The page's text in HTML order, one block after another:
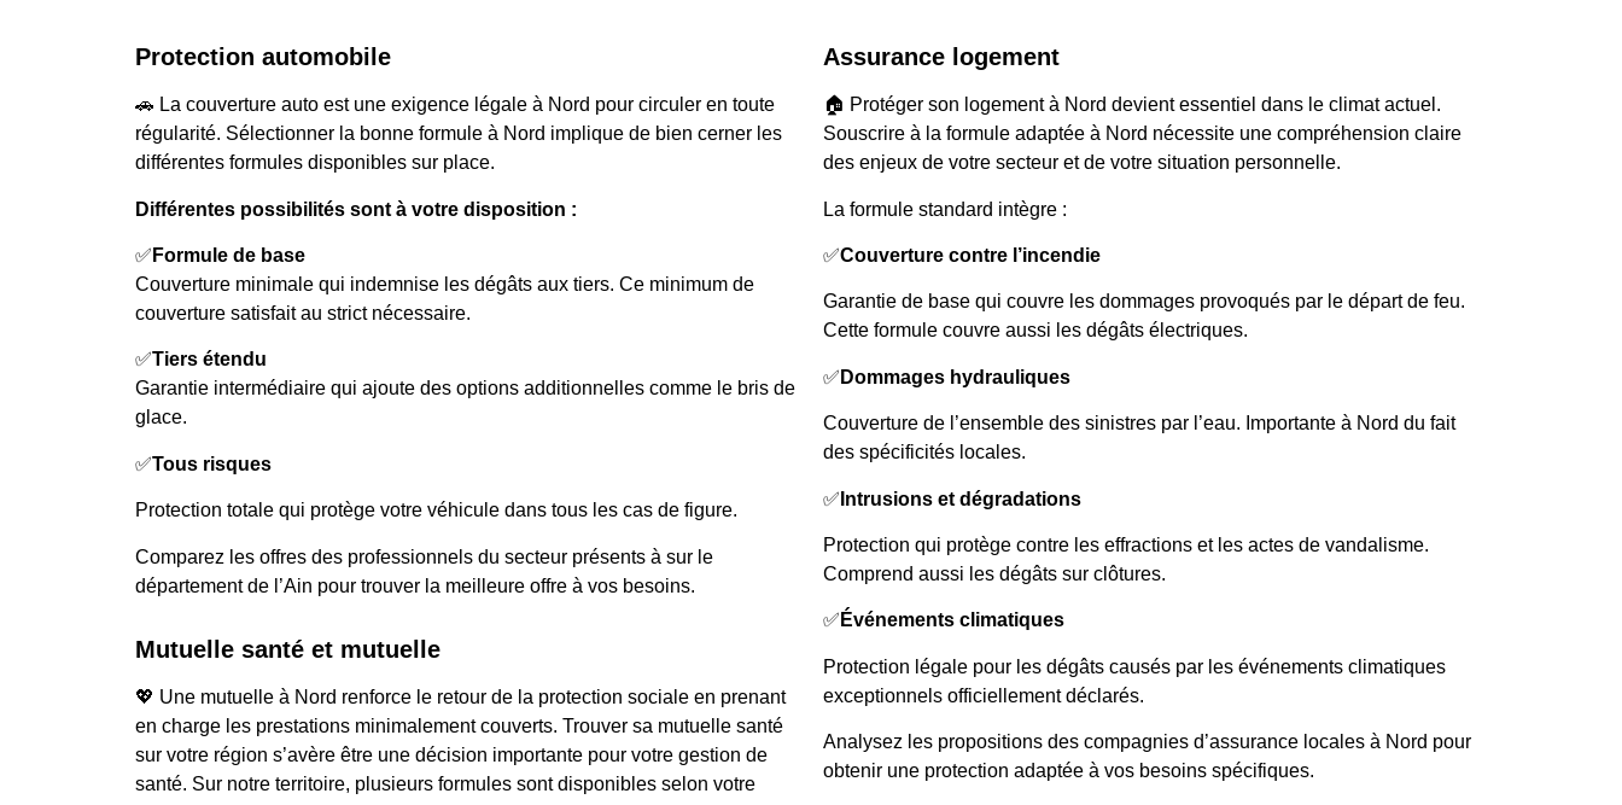
Protection automobile
🚗 La couverture auto est une exigence légale à Nord pour circuler en toute
régularité. Sélectionner la bonne formule à Nord implique de bien cerner les
différentes formules disponibles sur place.
Différentes possibilités sont à votre disposition :
✅ Formule de base
Couverture minimale qui indemnise les dégâts aux tiers. Ce minimum de
couverture satisfait au strict nécessaire.
✅Tiers étendu
Garantie intermédiaire qui ajoute des options additionnelles comme le bris de
glace.
✅Tous risques
Protection totale qui protège votre véhicule dans tous les cas de figure.
Comparez les offres des professionnels du secteur présents à sur le
département de l’Ain pour trouver la meilleure offre à vos besoins.
Mutuelle santé et mutuelle
💖 Une mutuelle à Nord renforce le retour de la protection sociale en prenant
en charge les prestations minimalement couverts. Trouver sa mutuelle santé
sur votre région s’avère être une décision importante pour votre gestion de
santé. Sur notre territoire, plusieurs formules sont disponibles selon votre
Assurance logement
🏠 Protéger son logement à Nord devient essentiel dans le climat actuel.
Souscrire à la formule adaptée à Nord nécessite une compréhension claire
des enjeux de votre secteur et de votre situation personnelle.
La formule standard intègre :
✅Couverture contre l’incendie
Garantie de base qui couvre les dommages provoqués par le départ de feu.
Cette formule couvre aussi les dégâts électriques.
✅ Dommages hydrauliques
Couverture de l’ensemble des sinistres par l’eau. Importante à Nord du fait
des spécificités locales.
✅ Intrusions et dégradations
Protection qui protège contre les effractions et les actes de vandalisme.
Comprend aussi les dégâts sur clôtures.
✅ Événements climatiques
Protection légale pour les dégâts causés par les événements climatiques
exceptionnels officiellement déclarés.
Analysez les propositions des compagnies d’assurance locales à Nord pour
obtenir une protection adaptée à vos besoins spécifiques.